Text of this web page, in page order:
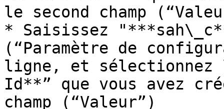
le second champ
* Saisissez
(“Paramètre de
ligne, et sélectionnez
Id**” que vous avez
champ (“Valeur”)